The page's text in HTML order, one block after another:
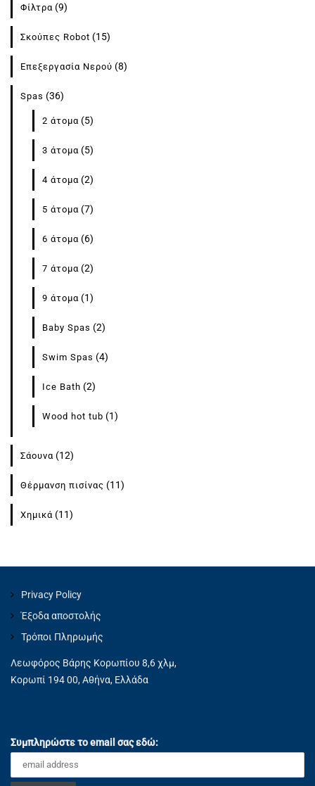
Φίλτρα (9)
Σκούπες Robot (15)
Επεξεργασία Νερού (8)
Spas (36)
2 άτομα (5)
3 άτομα (5)
4 άτομα (2)
5 άτομα (7)
6 άτομα (6)
7 άτομα (2)
9 άτομα (1)
Baby Spas (2)
Swim Spas (4)
Ice Bath (2)
Wood hot tub (1)
Σάουνα (12)
Θέρμανση πισίνας (11)
Χημικά (11)
Privacy Policy
Έξοδα αποστολής
Τρόποι Πληρωμής
Λεωφόρος Βάρης Κορωπίου 8,6 χλμ,
Κορωπί 194 00, Αθήνα, Ελλάδα
Συμπληρώστε το email σας εδώ: